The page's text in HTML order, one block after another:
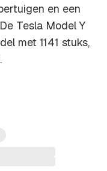
en een
Tesla Model Y
met 1141 stuks,